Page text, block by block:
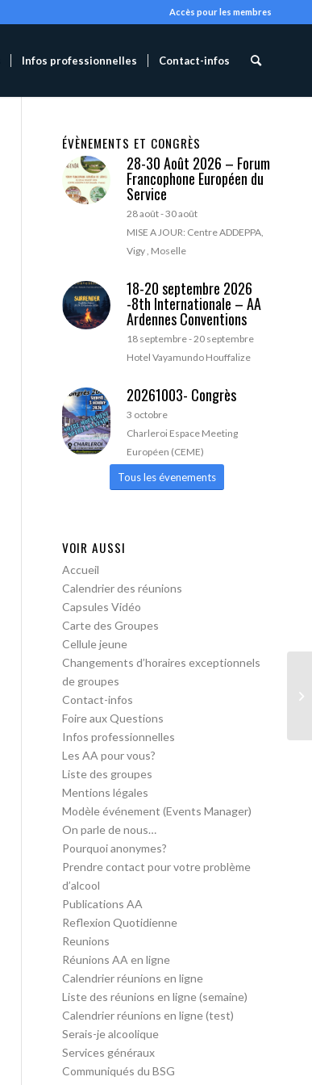
Accès pour les membres
Infos professionnelles Contact-infos
ÉVÈNEMENTS ET CONGRÈS
28-30 Août 2026 – Forum
Francophone Européen du
Service
28 août-30 août
MISE A JOUR: Centre ADDEPPA,
Vigy , Moselle
18-20 septembre 2026
-8th Internationale – AA
Ardennes Conventions
18 septembre-20 septembre
Hotel Vayamundo Houffalize
20261003- Congrès
3 octobre
Charleroi Espace Meeting
Européen (CEME)
Tous les évenements
VOIR AUSSI
Accueil
Calendrier des réunions
Capsules Vidéo
Carte des Groupes
Cellule jeune
Changements d’horaires exceptionnels
de groupes
Contact-infos
Foire aux Questions
Infos professionnelles
Les AA pour vous?
Liste des groupes
Mentions légales
Modèle événement (Events Manager)
On parle de nous…
Pourquoi anonymes?
Prendre contact pour votre problème
d’alcool
Publications AA
Reflexion Quotidienne
Reunions
Réunions AA en ligne
Calendrier réunions en ligne
Liste des réunions en ligne (semaine)
Calendrier réunions en ligne (test)
Serais-je alcoolique
Services généraux
Communiqués du BSG